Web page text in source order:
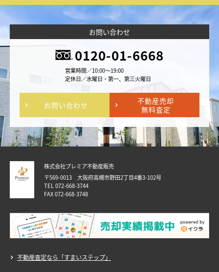
お問い合わせ
0120-01-6668
営業時間／10:00～19:00
定休日／水曜日・第一、第三火曜日
お問い合わせ
不動産売却
無料査定
株式会社プレミア不動産販売
〒569-0013 大阪府高槻市野田2丁目4番3-102号
TEL 072-668-3744
FAX 072-668-3748
不動産査定なら「すまいステップ」